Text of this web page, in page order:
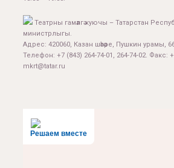
Театрны гамәлгә куючы – Татарстан
министрлыгы.
Адрес: 420060, Казан шәһәре, Пушкин урамы,
Телефон: +7 (843) 264-74-01, 264-74-02. Факс:
mkrt@tatar.ru
Решаем вместе